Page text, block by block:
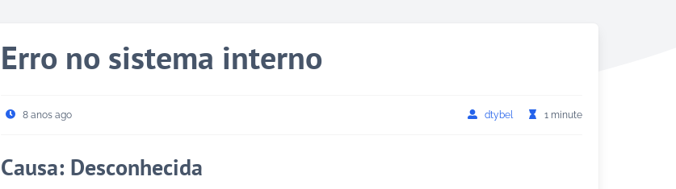
Erro no sistema interno
8 anos ago dtybel 1 minute
Causa: Desconhecida